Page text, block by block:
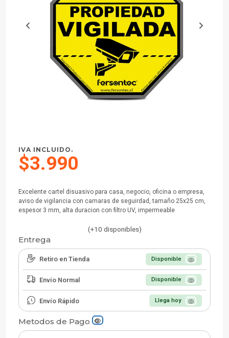
IVA INCLUIDO.
$3.990
Excelente cartel disuasivo para casa, negocio, oficina o empresa,
aviso de vigilancia con camaras de seguirdad, tamaño 25x25 cm,
espesor 3 mm, alta duracion con filtro UV, impermeable
(+10 disponibles)
Entrega
Retiro en Tienda Disponible
Envío Normal Disponible
Envío Rápido Llega hoy
Metodos de Pago